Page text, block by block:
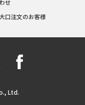
せ
口注文のお客様
Ltd.